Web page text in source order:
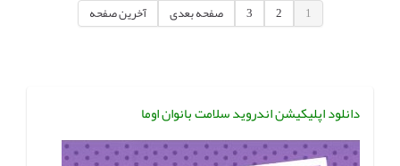
1
2
3 صفحه بعدی آخرین صفحه
دانلود اپلیکیشن اندروید سلامت بانوان اوما